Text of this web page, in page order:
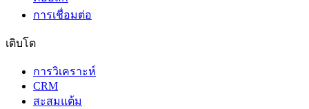
การเชื่อมต่อ
เติบโต
การวิเคราะห์
CRM
สะสมแต้ม